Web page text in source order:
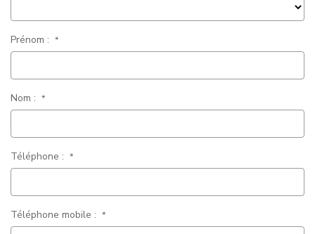
Prénom : *
Nom : *
Téléphone : *
Téléphone mobile : *